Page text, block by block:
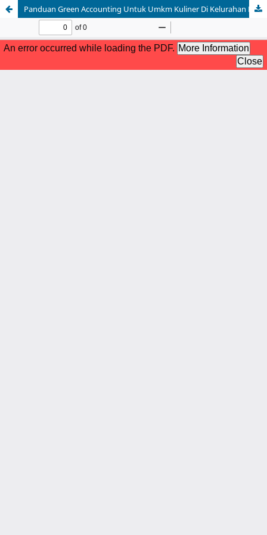
Panduan Green Accounting Untuk Umkm Kuliner Di Kelurahan Duku Palembang: Kegiatan Penyuluhan Dalam Rangka Pengabdian Kepada Masyarakat